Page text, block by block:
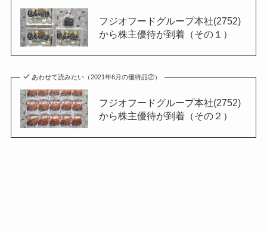
フジオフードグループ本社(2752)
から株主優待が到着（その１）
あわせて読みたい（2021年6月の優待品②）
フジオフードグループ本社(2752)
から株主優待が到着（その２）